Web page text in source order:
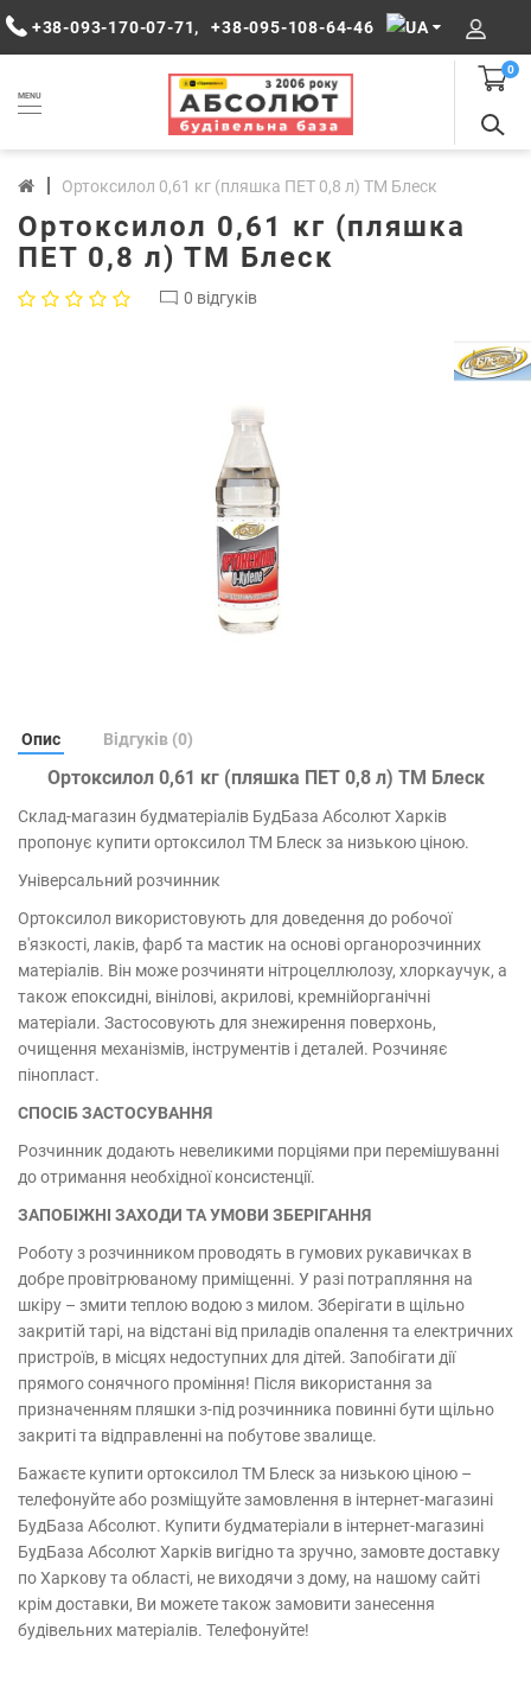
+38-093-170-07-71, +38-095-108-64-46
MENU
0
Ортоксилол 0,61 кг (пляшка ПЕТ 0,8 л) ТМ Блеск
Ортоксилол 0,61 кг (пляшка
ПЕТ 0,8 л) ТМ Блеск
0 відгуків
Опис Відгуків (0)
Ортоксилол 0,61 кг (пляшка ПЕТ 0,8 л) ТМ Блеск
Склад-магазин будматеріалів БудБаза Абсолют Харків
пропонує купити ортоксилол ТМ Блеск за низькою ціною.
Універсальний розчинник
Ортоксилол використовують для доведення до робочої
в'язкостi, лакiв, фарб та мастик на основi органорозчинних
матерiалiв. Він може розчиняти нітроцеллюлозу, хлоркаучук, а
також епоксидні, вінілові, акрилові, кремнійорганічні
матеріали. Застосовують для знежирення поверхонь,
очищення механізмів, інструментів і деталей. Розчиняє
пінопласт.
СПОСІБ ЗАСТОСУВАННЯ
Розчинник додають невеликими порціями при перемішуванні
до отримання необхідної консистенції.
ЗАПОБІЖНІ ЗАХОДИ ТА УМОВИ ЗБЕРІГАННЯ
Роботу з розчинником проводять в гумових рукавичках в
добре провітрюваному приміщенні. У разі потрапляння на
шкіру – змити теплою водою з милом. Зберігати в щільно
закритій тарі, на відстані від приладів опалення та електричних
пристроїв, в місцях недоступних для дітей. Запобігати дії
прямого сонячного проміння! Після використання за
призначенням пляшки з-під розчинника повинні бути щільно
закриті та відправленні на побутове звалище.
Бажаєте купити ортоксилол ТМ Блеск за низькою ціною –
телефонуйте або розміщуйте замовлення в інтернет-магазині
БудБаза Абсолют. Купити будматеріали в інтернет-магазині
БудБаза Абсолют Харків вигідно та зручно, замовте доставку
по Харкову та області, не виходячи з дому, на нашому сайті
крім доставки, Ви можете також замовити занесення
будівельних матеріалів. Телефонуйте!